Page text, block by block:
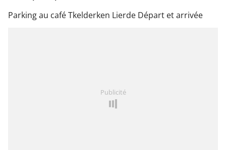
Parking au café Tkelderken Lierde Départ et arrivée
Publicité